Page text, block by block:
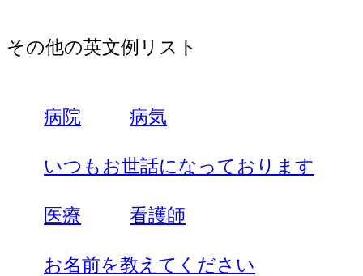
その他の英文例リスト
病院 病気
いつもお世話になっております
医療 看護師
お名前を教えてください